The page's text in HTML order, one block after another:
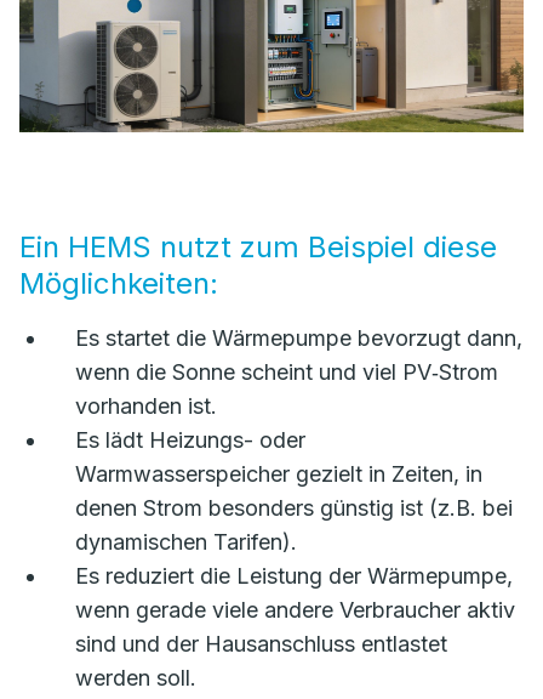
Ein HEMS nutzt zum Beispiel diese
Möglichkeiten:
Es startet die Wärmepumpe bevorzugt dann,
wenn die Sonne scheint und viel PV‑Strom
vorhanden ist.
Es lädt Heizungs- oder
Warmwasserspeicher gezielt in Zeiten, in
denen Strom besonders günstig ist (z.B. bei
dynamischen Tarifen).
Es reduziert die Leistung der Wärmepumpe,
wenn gerade viele andere Verbraucher aktiv
sind und der Hausanschluss entlastet
werden soll.